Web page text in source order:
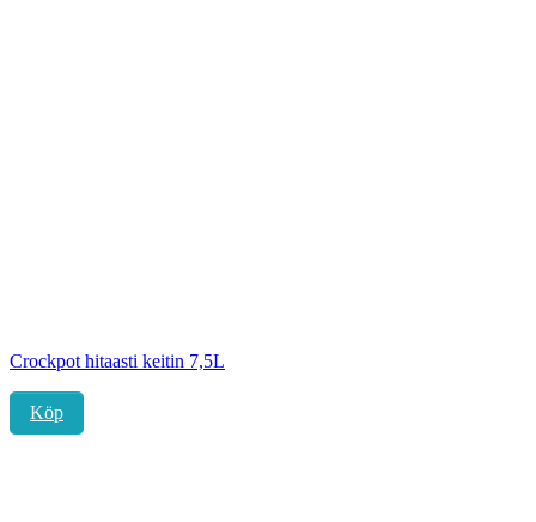
Crockpot hitaasti keitin 7,5L
Köp